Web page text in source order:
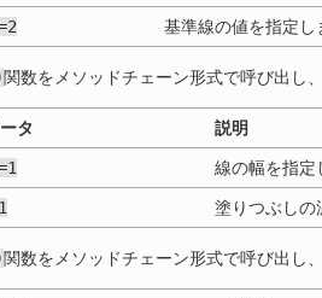
基準線の値を指定し
関数をメソッドチェーン形式で呼び出し
タ 説明
線の幅を指定
塗りつぶしの
関数をメソッドチェーン形式で呼び出し